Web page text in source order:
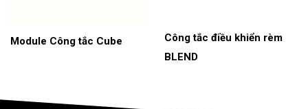
Module Công tắc Cube
Công tắc điều khiển rèm
BLEND